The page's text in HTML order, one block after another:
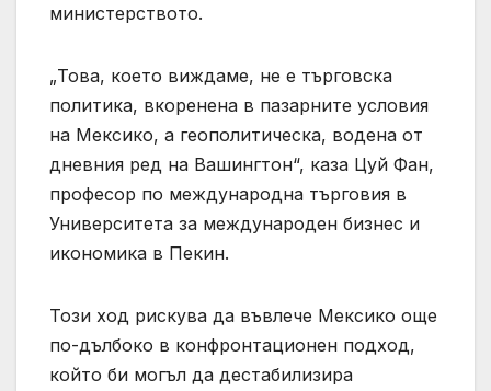
министерството.
„Това, което виждаме, не е търговска
политика, вкоренена в пазарните условия
на Мексико, а геополитическа, водена от
дневния ред на Вашингтон“, каза Цуй Фан,
професор по международна търговия в
Университета за международен бизнес и
икономика в Пекин.
Този ход рискува да въвлече Мексико още
по-дълбоко в конфронтационен подход,
който би могъл да дестабилизира